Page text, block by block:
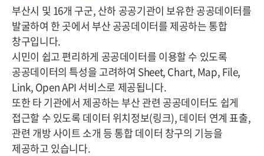
부산시 및 16개 구군, 산하 공공기관이 보유한 공공데이터를
발굴하여 한 곳에서 부산 공공데이터를 제공하는 통합
창구입니다.
시민이 쉽고 편리하게 공공데이터를 이용할 수 있도록
공공데이터의 특성을 고려하여 Sheet, Chart, Map, File,
Link, Open API 서비스로 제공됩니다.
또한 타 기관에서 제공하는 부산 관련 공공데이터도 쉽게
접근할 수 있도록 데이터 위치정보(링크), 데이터 연계 표출,
관련 개방 사이트 소개 등 통합 데이터 창구의 기능을
제공하고 있습니다.